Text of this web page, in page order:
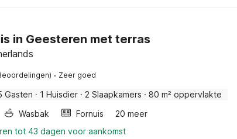
in Geesteren met terras
· Zeer goed
Gasten · 1 Huisdier · 2 Slaapkamers · 80 m² oppervlakte
Wasbak Fornuis
20 meer
tot 43 dagen voor aankomst